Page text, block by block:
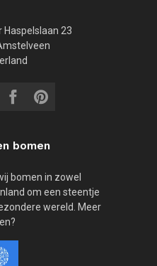
23
bomen
bomen in zowel
om een steentje
wereld. Meer